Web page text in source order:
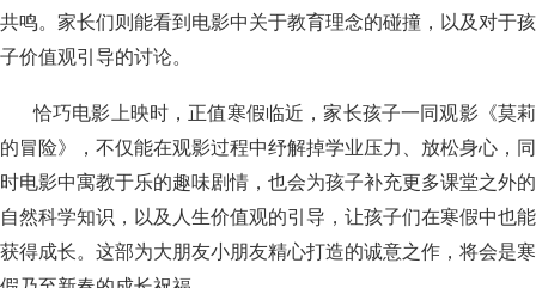
共鸣。家长们则能看到电影中关于教育理念的碰撞，以及对于孩
子价值观引导的讨论。
恰巧电影上映时，正值寒假临近，家长孩子一同观影《莫莉
的冒险》，不仅能在观影过程中纾解掉学业压力、放松身心，同
时电影中寓教于乐的趣味剧情，也会为孩子补充更多课堂之外的
自然科学知识，以及人生价值观的引导，让孩子们在寒假中也能
获得成长。这部为大朋友小朋友精心打造的诚意之作，将会是寒